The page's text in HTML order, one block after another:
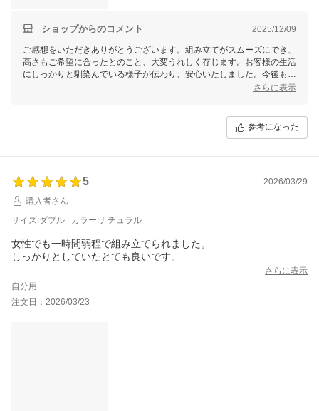
ショップからのコメント 2025/12/09
ご感想をいただきありがとうございます。組み立てがスムーズにでき、
高さもご希望に合ったとのこと、大変うれしく存じます。お客様の生活
にしっかりと馴染んでいる様子が伝わり、安心いたしました。今後も末
さらに表示
参考になった
5
2026/03/29
購入者さん
サイズ:ダブル | カラー:ナチュラル
女性でも一時間弱程で組み立てられました。
しっかりとしていたとても良いです。
さらに表示
自分用
注文日：2026/03/23